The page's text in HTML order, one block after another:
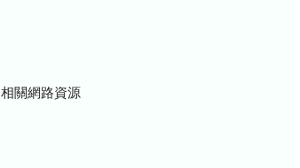
相關網路資源